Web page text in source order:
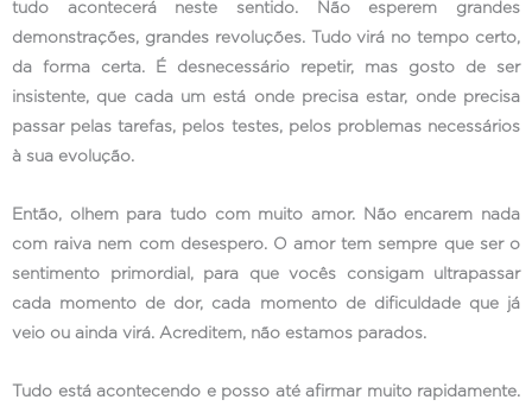
tudo acontecerá neste sentido. Não esperem grandes
demonstrações, grandes revoluções. Tudo virá no tempo certo,
da forma certa. É desnecessário repetir, mas gosto de ser
insistente, que cada um está onde precisa estar, onde precisa
passar pelas tarefas, pelos testes, pelos problemas necessários
à sua evolução.
Então, olhem para tudo com muito amor. Não encarem nada
com raiva nem com desespero. O amor tem sempre que ser o
sentimento primordial, para que vocês consigam ultrapassar
cada momento de dor, cada momento de dificuldade que já
veio ou ainda virá. Acreditem, não estamos parados.
Tudo está acontecendo e posso até afirmar muito rapidamente.